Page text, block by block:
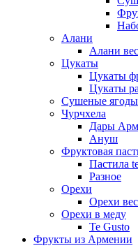
Алани
Алани
Цукаты
Цукаты
Цукаты
Сушеные ягоды
Чурчхела
Дары
Ануш
Фруктовая
Пастила
Разное
Орехи
Орехи
Орехи в меду
Te Gusto
Фрукты из Армении